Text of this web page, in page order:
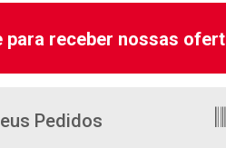
para receber nossas
Pedidos